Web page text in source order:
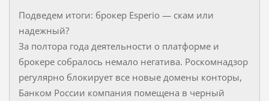
Подведем итоги: брокер Esperio — скам или
надежный?
За полтора года деятельности о платформе и
брокере собралось немало негатива. Роскомнадзор
регулярно блокирует все новые домены конторы,
Банком России компания помещена в черный